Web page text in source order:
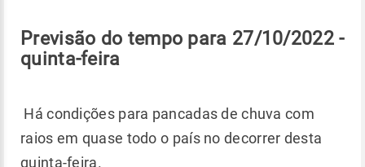
Previsão do tempo para 27/10/2022 -
quinta-feira
Há condições para pancadas de chuva com
raios em quase todo o país no decorrer desta
quinta-feira.